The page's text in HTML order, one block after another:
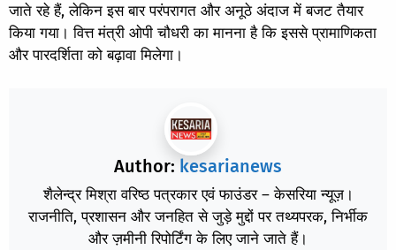
जाते रहे हैं, लेकिन इस बार परंपरागत और अनूठे अंदाज में बजट तैयार
किया गया। वित्त मंत्री ओपी चौधरी का मानना है कि इससे प्रामाणिकता
और पारदर्शिता को बढ़ावा मिलेगा।
Author: kesarianews
शैलेन्द्र मिश्रा वरिष्ठ पत्रकार एवं फाउंडर – केसरिया न्यूज़।
राजनीति, प्रशासन और जनहित से जुड़े मुद्दों पर तथ्यपरक, निर्भीक
और ज़मीनी रिपोर्टिंग के लिए जाने जाते हैं।